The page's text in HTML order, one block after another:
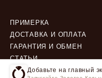
Добавьте на главный
ПРИМЕРКА
ДОСТАВКА И ОПЛАТА
ГАРАНТИЯ И ОБМЕН
СТАТЬИ